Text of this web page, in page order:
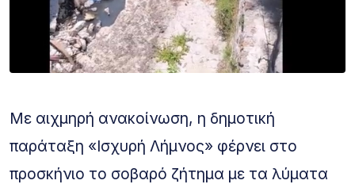
Με αιχμηρή ανακοίνωση, η δημοτική
παράταξη «Ισχυρή Λήμνος» φέρνει στο
προσκήνιο το σοβαρό ζήτημα με τα λύματα